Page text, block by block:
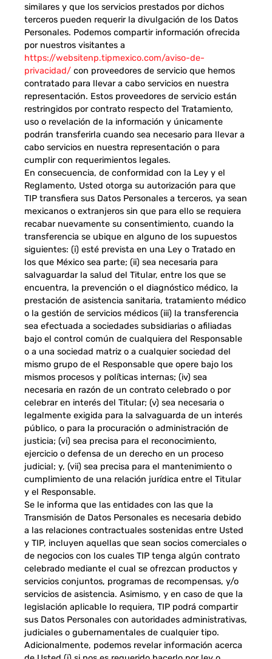
similares y que los servicios prestados por dichos
terceros pueden requerir la divulgación de los Datos
Personales. Podemos compartir información ofrecida
por nuestros visitantes a
https://websitenp.tipmexico.com/aviso-de-
privacidad/ con proveedores de servicio que hemos
contratado para llevar a cabo servicios en nuestra
representación. Estos proveedores de servicio están
restringidos por contrato respecto del Tratamiento,
uso o revelación de la información y únicamente
podrán transferirla cuando sea necesario para llevar a
cabo servicios en nuestra representación o para
cumplir con requerimientos legales.
En consecuencia, de conformidad con la Ley y el
Reglamento, Usted otorga su autorización para que
TIP transfiera sus Datos Personales a terceros, ya sean
mexicanos o extranjeros sin que para ello se requiera
recabar nuevamente su consentimiento, cuando la
transferencia se ubique en alguno de los supuestos
siguientes: (i) esté prevista en una Ley o Tratado en
los que México sea parte; (ii) sea necesaria para
salvaguardar la salud del Titular, entre los que se
encuentra, la prevención o el diagnóstico médico, la
prestación de asistencia sanitaria, tratamiento médico
o la gestión de servicios médicos (iii) la transferencia
sea efectuada a sociedades subsidiarias o afiliadas
bajo el control común de cualquiera del Responsable
o a una sociedad matriz o a cualquier sociedad del
mismo grupo de el Responsable que opere bajo los
mismos procesos y políticas internas; (iv) sea
necesaria en razón de un contrato celebrado o por
celebrar en interés del Titular; (v) sea necesaria o
legalmente exigida para la salvaguarda de un interés
público, o para la procuración o administración de
justicia; (vi) sea precisa para el reconocimiento,
ejercicio o defensa de un derecho en un proceso
judicial; y, (vii) sea precisa para el mantenimiento o
cumplimiento de una relación jurídica entre el Titular
y el Responsable.
Se le informa que las entidades con las que la
Transmisión de Datos Personales es necesaria debido
a las relaciones contractuales sostenidas entre Usted
y TIP, incluyen aquellas que sean socios comerciales o
de negocios con los cuales TIP tenga algún contrato
celebrado mediante el cual se ofrezcan productos y
servicios conjuntos, programas de recompensas, y/o
servicios de asistencia. Asimismo, y en caso de que la
legislación aplicable lo requiera, TIP podrá compartir
sus Datos Personales con autoridades administrativas,
judiciales o gubernamentales de cualquier tipo.
Adicionalmente, podemos revelar información acerca